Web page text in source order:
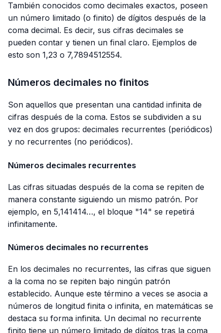
También conocidos como decimales exactos, poseen
un número limitado (o finito) de dígitos después de la
coma decimal. Es decir, sus cifras decimales se
pueden contar y tienen un final claro. Ejemplos de
esto son 1,23 o 7,7894512554.
Números decimales no finitos
Son aquellos que presentan una cantidad infinita de
cifras después de la coma. Estos se subdividen a su
vez en dos grupos: decimales recurrentes (periódicos)
y no recurrentes (no periódicos).
Números decimales recurrentes
Las cifras situadas después de la coma se repiten de
manera constante siguiendo un mismo patrón. Por
ejemplo, en 5,141414…, el bloque "14" se repetirá
infinitamente.
Números decimales no recurrentes
En los decimales no recurrentes, las cifras que siguen
a la coma no se repiten bajo ningún patrón
establecido. Aunque este término a veces se asocia a
números de longitud finita o infinita, en matemáticas se
destaca su forma infinita. Un decimal no recurrente
finito tiene un número limitado de dígitos tras la coma